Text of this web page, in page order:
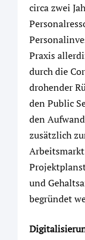
circa zwei
Praxis
durch die
drohender
den Public
den
zusätzlich
und
begründet